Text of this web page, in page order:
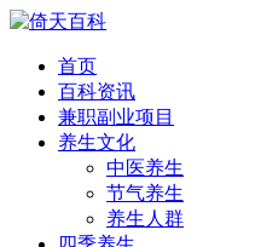
首页
百科资讯
兼职副业项目
养生文化
中医养生
节气养生
养生人群